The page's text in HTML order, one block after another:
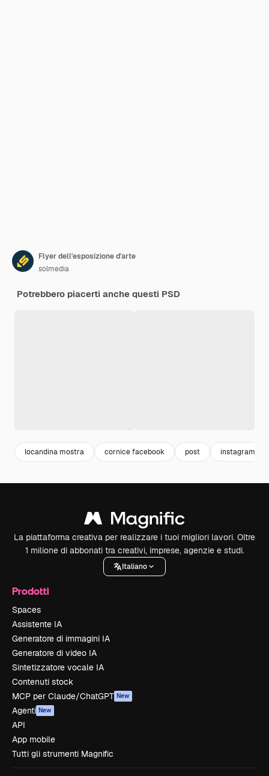
Flyer dell'esposizione d'arte
solmedia
Potrebbero piacerti anche questi PSD
locandina mostra cornice facebook post instagram
La piattaforma creativa per realizzare i tuoi migliori lavori. Oltre
1 milione di abbonati tra creativi, imprese, agenzie e studi.
Italiano
Prodotti
Spaces
Assistente IA
Generatore di immagini IA
Generatore di video IA
Sintetizzatore vocale IA
Contenuti stock
MCP per Claude/ChatGPT New
Agenti New
API
App mobile
Tutti gli strumenti Magnific